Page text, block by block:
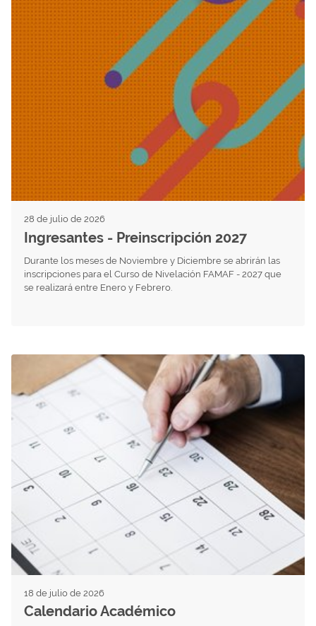
28 de julio de 2026
Ingresantes - Preinscripción 2027
Durante los meses de Noviembre y Diciembre se abrirán las
inscripciones para el Curso de Nivelación FAMAF - 2027 que
se realizará entre Enero y Febrero.
18 de julio de 2026
Calendario Académico